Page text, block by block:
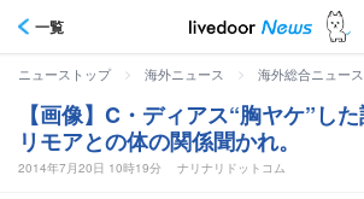
一覧
ニューストップ > 海外ニュース > 海外総合ニュース
【画像】C・ディアス“胸ヤケ”し
リモアとの体の関係聞かれ。
2014年7月20日 10時19分 ナリナリドットコム